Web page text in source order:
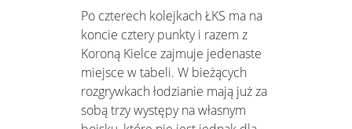
Po czterech kolejkach ŁKS ma na
koncie cztery punkty i razem z
Koroną Kielce zajmuje jedenaste
miejsce w tabeli. W bieżących
rozgrywkach łodzianie mają już za
sobą trzy występy na własnym